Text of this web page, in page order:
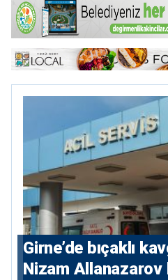
Girne’de bıçaklı
Nizam Allanazarov